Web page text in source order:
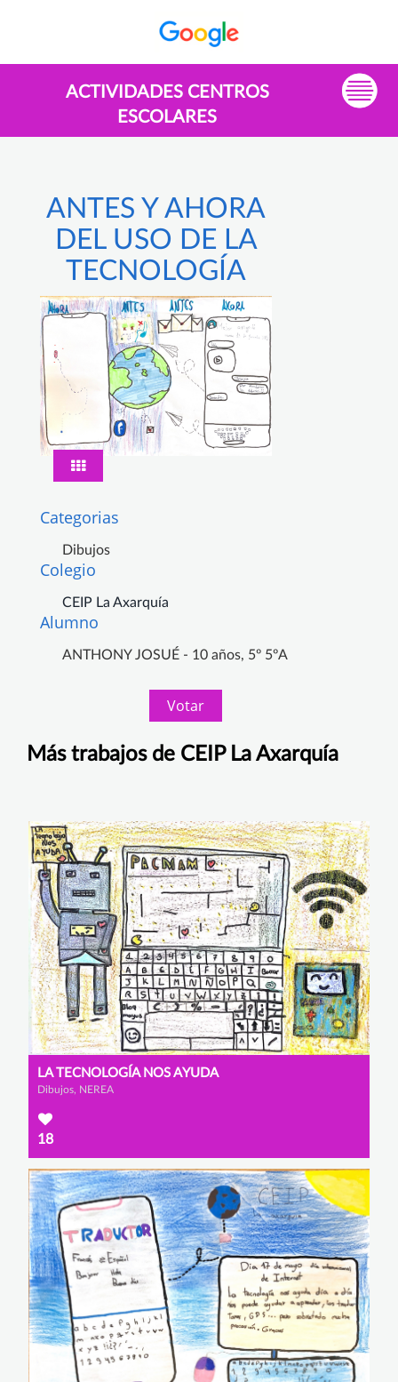
ACTIVIDADES CENTROS
ESCOLARES
ANTES Y AHORA
DEL USO DE LA
TECNOLOGÍA
Categorias
Dibujos
Colegio
CEIP La Axarquía
Alumno
ANTHONY JOSUÉ - 10 años, 5º 5ºA
Votar
Más trabajos de CEIP La Axarquía
LA TECNOLOGÍA NOS AYUDA
Dibujos, NEREA
18